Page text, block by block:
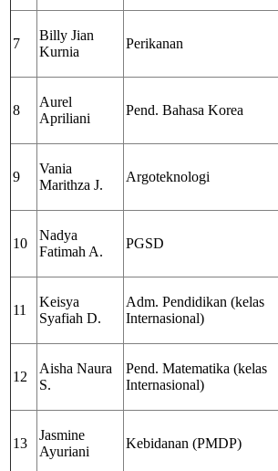
7
Billy Jian
Kurnia
Perikanan
8
Aurel
Apriliani
Pend. Bahasa Korea
9
Vania
Marithza J.
Argoteknologi
10
Nadya
Fatimah A.
PGSD
11
Keisya
Syafiah D.
Adm. Pendidikan (kelas
Internasional)
12
Aisha Naura
S.
Pend. Matematika (kelas
Internasional)
13
Jasmine
Ayuriani
Kebidanan (PMDP)